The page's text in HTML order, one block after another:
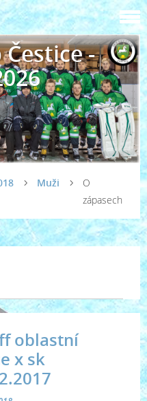
-
Muži
O
zápasech
oblastní
x sk